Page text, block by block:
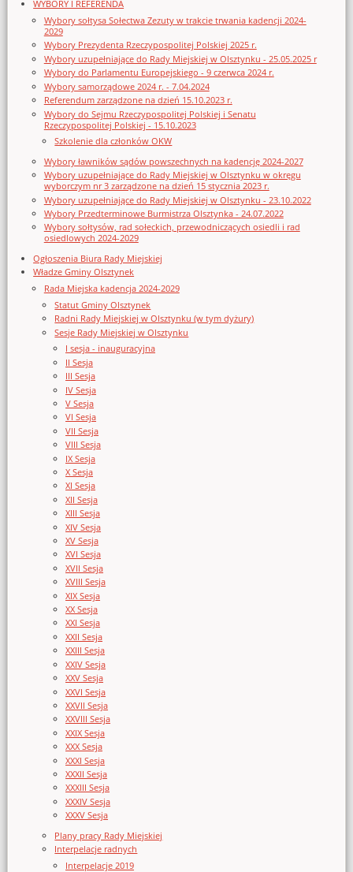
WYBORY I REFERENDA
Wybory sołtysa Sołectwa Zezuty w trakcie trwania kadencji 2024-
2029
Wybory Prezydenta Rzeczypospolitej Polskiej 2025 r.
Wybory uzupełniające do Rady Miejskiej w Olsztynku - 25.05.2025 r
Wybory do Parlamentu Europejskiego - 9 czerwca 2024 r.
Wybory samorządowe 2024 r. - 7.04.2024
Referendum zarządzone na dzień 15.10.2023 r.
Wybory do Sejmu Rzeczypospolitej Polskiej i Senatu
Rzeczypospolitej Polskiej - 15.10.2023
Szkolenie dla członków OKW
Wybory ławników sądów powszechnych na kadencję 2024-2027
Wybory uzupełniające do Rady Miejskiej w Olsztynku w okręgu
wyborczym nr 3 zarządzone na dzień 15 stycznia 2023 r.
Wybory uzupełniające do Rady Miejskiej w Olsztynku - 23.10.2022
Wybory Przedterminowe Burmistrza Olsztynka - 24.07.2022
Wybory sołtysów, rad sołeckich, przewodniczących osiedli i rad
osiedlowych 2024-2029
Ogłoszenia Biura Rady Miejskiej
Władze Gminy Olsztynek
Rada Miejska kadencja 2024-2029
Statut Gminy Olsztynek
Radni Rady Miejskiej w Olsztynku (w tym dyżury)
Sesje Rady Miejskiej w Olsztynku
I sesja - inauguracyjna
II Sesja
III Sesja
IV Sesja
V Sesja
VI Sesja
VII Sesja
VIII Sesja
IX Sesja
X Sesja
XI Sesja
XII Sesja
XIII Sesja
XIV Sesja
XV Sesja
XVI Sesja
XVII Sesja
XVIII Sesja
XIX Sesja
XX Sesja
XXI Sesja
XXII Sesja
XXIII Sesja
XXIV Sesja
XXV Sesja
XXVI Sesja
XXVII Sesja
XXVIII Sesja
XXIX Sesja
XXX Sesja
XXXI Sesja
XXXII Sesja
XXXIII Sesja
XXXIV Sesja
XXXV Sesja
Plany pracy Rady Miejskiej
Interpelacje radnych
Interpelacje 2019